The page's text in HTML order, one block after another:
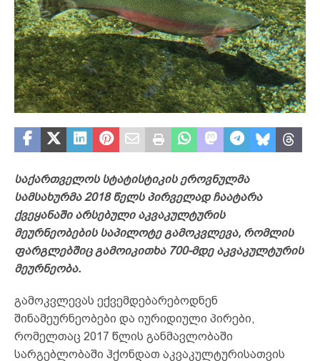
საქართველოს სტატისტიკის ეროვნულმა
სამსახურმა 2018 წელს პირველად ჩაატარა
ქვეყანაში არსებული აკვაკულტურის
მეურნეობების საპილოტე გამოკვლევა, რომლის
ფარგლებშიც გამოიკითხა 700-მდე აკვაკულტურის
მეურნეობა.
გამოკვლევას ექვემდებარებოდნენ
შინამეურნეობები და იურიდიული პირები,
რომელთაც 2017 წლის განმავლობაში
სარგებლობაში ჰქონდათ აკვაკულტურისათვის